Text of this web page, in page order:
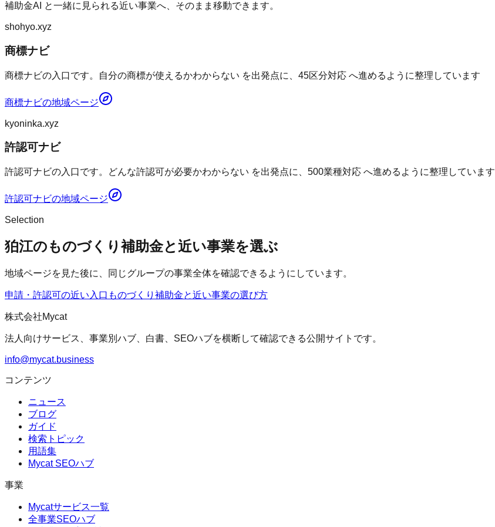
補助金AI と一緒に見られる近い事業へ、そのまま移動できます。
shohyo.xyz
商標ナビ
商標ナビの入口です。自分の商標が使えるかわからない を出発点に、45区分対応 へ進めるように整理しています
商標ナビの地域ページ
kyoninka.xyz
許認可ナビ
許認可ナビの入口です。どんな許認可が必要かわからない を出発点に、500業種対応 へ進めるように整理しています
許認可ナビの地域ページ
Selection
狛江のものづくり補助金と近い事業を選ぶ
地域ページを見た後に、同じグループの事業全体を確認できるようにしています。
申請・許認可の近い入口 ものづくり補助金と近い事業の選び方
株式会社Mycat
法人向けサービス、事業別ハブ、白書、SEOハブを横断して確認できる公開サイトです。
info@mycat.business
コンテンツ
ニュース
ブログ
ガイド
検索トピック
用語集
Mycat SEOハブ
事業
Mycatサービス一覧
全事業SEOハブ